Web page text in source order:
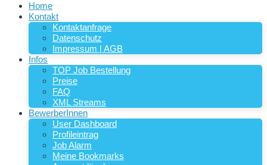
Home
Kontakt
Kontaktanfrage
Datenschutz
Impressum | AGB
Infos
TOP Job Bestellung
Preise
FAQ
XML Streams
BewerberInnen
User Dashboard
Profileintrag
Job Alarm
Meine Bookmarks